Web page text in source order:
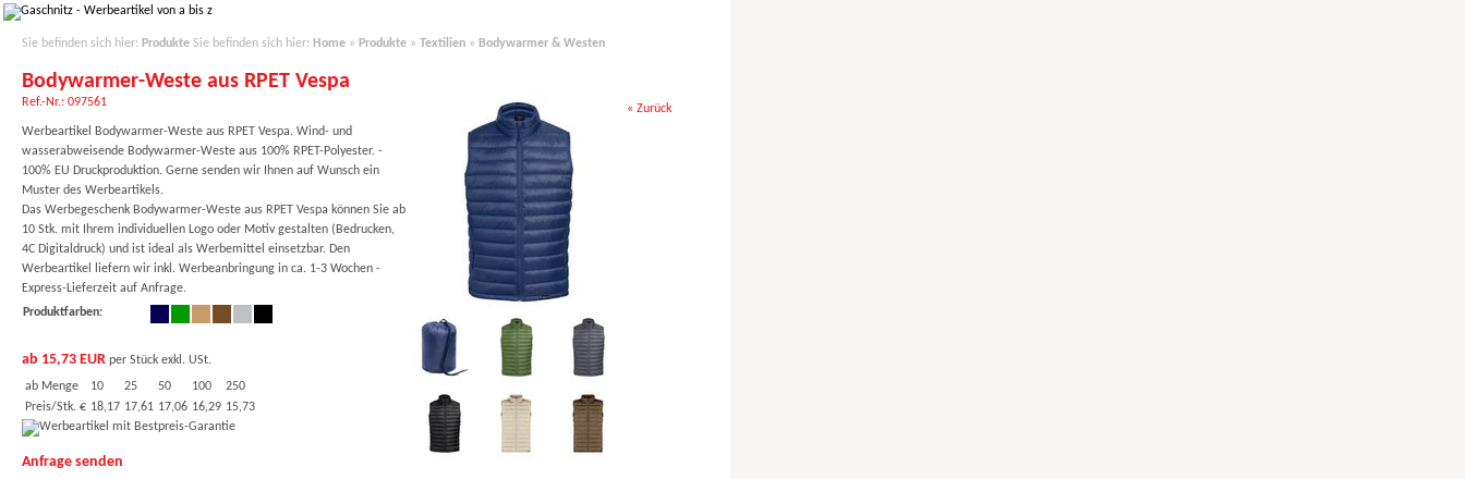
Sie befinden sich hier: ProdukteSie befinden sich hier: Home» Produkte» Textilien» Bodywarmer & Westen
Bodywarmer-Weste aus RPET Vespa
Ref.-Nr.: 097561
Werbeartikel Bodywarmer-Weste aus RPET Vespa. Wind- und
wasserabweisende Bodywarmer-Weste aus 100% RPET-Polyester. -
100% EU Druckproduktion. Gerne senden wir Ihnen auf Wunsch ein
Muster des Werbeartikels.
Das Werbegeschenk Bodywarmer-Weste aus RPET Vespa können Sie ab
10 Stk. mit Ihrem individuellen Logo oder Motiv gestalten (Bedrucken,
4C Digitaldruck) und ist ideal als Werbemittel einsetzbar. Den
Werbeartikel liefern wir inkl. Werbeanbringung in ca. 1-3 Wochen -
Express-Lieferzeit auf Anfrage.
Produktfarben:
ab 15,73 EURper Stück exkl. USt.
ab Menge
10 25 50 100
250
Preis/Stk. € 18,17 17,61 17,06 16,29 15,73
Anfrage senden
« Zurück